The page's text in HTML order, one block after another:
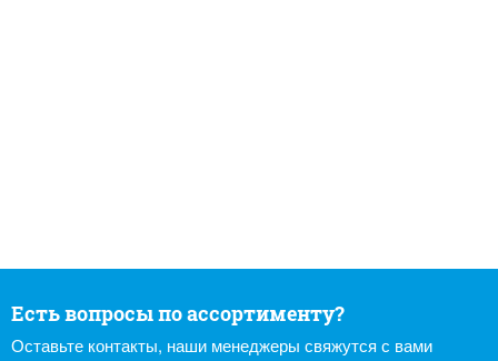
Есть вопросы по ассортименту?
Оставьте контакты, наши менеджеры свяжутся с вами